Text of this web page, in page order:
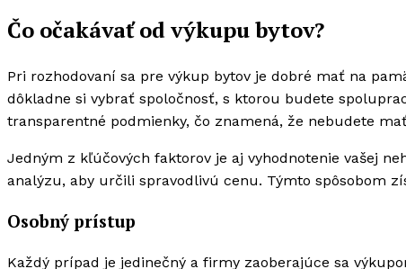
Čo očakávať od výkupu bytov?
Pri rozhodovaní sa pre výkup bytov je dobré mať na
dôkladne si vybrať spoločnosť, s ktorou budete
transparentné podmienky, čo znamená, že nebudete
Jedným z kľúčových faktorov je aj vyhodnotenie vašej
analýzu, aby určili spravodlivú cenu. Týmto spôsobom
Osobný prístup
Každý prípad je jedinečný a firmy zaoberajúce sa